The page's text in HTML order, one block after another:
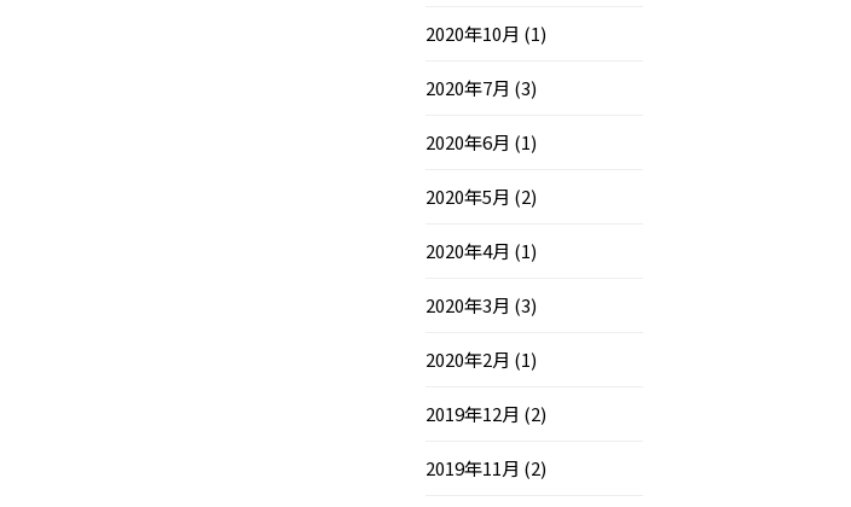
2020年10月 (1)
2020年7月 (3)
2020年6月 (1)
2020年5月 (2)
2020年4月 (1)
2020年3月 (3)
2020年2月 (1)
2019年12月 (2)
2019年11月 (2)